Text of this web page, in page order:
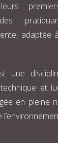
des
adaptée
une
et
en pleine